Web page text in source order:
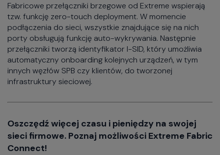
Fabricowe przełączniki brzegowe od Extreme wspierają
tzw. funkcję zero-touch deployment. W momencie
podłączenia do sieci, wszystkie znajdujące się na nich
porty obsługują funkcję auto-wykrywania. Następnie
przełączniki tworzą identyfikator I-SID, który umożliwia
automatyczny onboarding kolejnych urządzeń, w tym
innych węzłów SPB czy klientów, do tworzonej
infrastruktury sieciowej.
Oszczędź więcej czasu i pieniędzy na swojej
sieci firmowe. Poznaj możliwości Extreme Fabric
Connect!